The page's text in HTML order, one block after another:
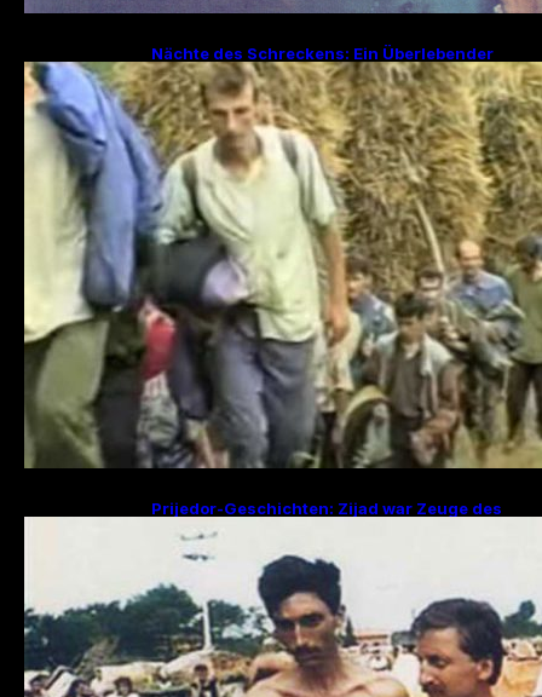
Nächte des Schreckens: Ein Überlebender
erzählt von den Julitagen 1995 in Srebrenica
Prijedor-Geschichten: Zijad war Zeuge des
sucht Frau und zwei Kinder